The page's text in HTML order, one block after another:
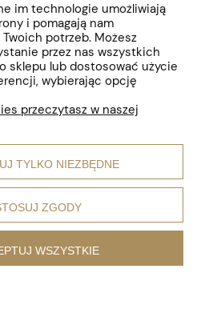
im technologie umożliwiają
i pomagają nam
potrzeb. Możesz
przez nas wszystkich
sklepu lub dostosować użycie
wybierając opcję
przeczytasz w naszej
TYLKO NIEZBĘDNE
ZGODY
WSZYSTKIE